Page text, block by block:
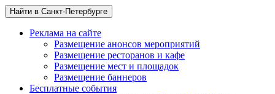
Найти в Санкт-Петербурге
Реклама на сайте
Размещение анонсов мероприятий
Размещение ресторанов и кафе
Размещение мест и площадок
Размещение баннеров
Бесплатные события